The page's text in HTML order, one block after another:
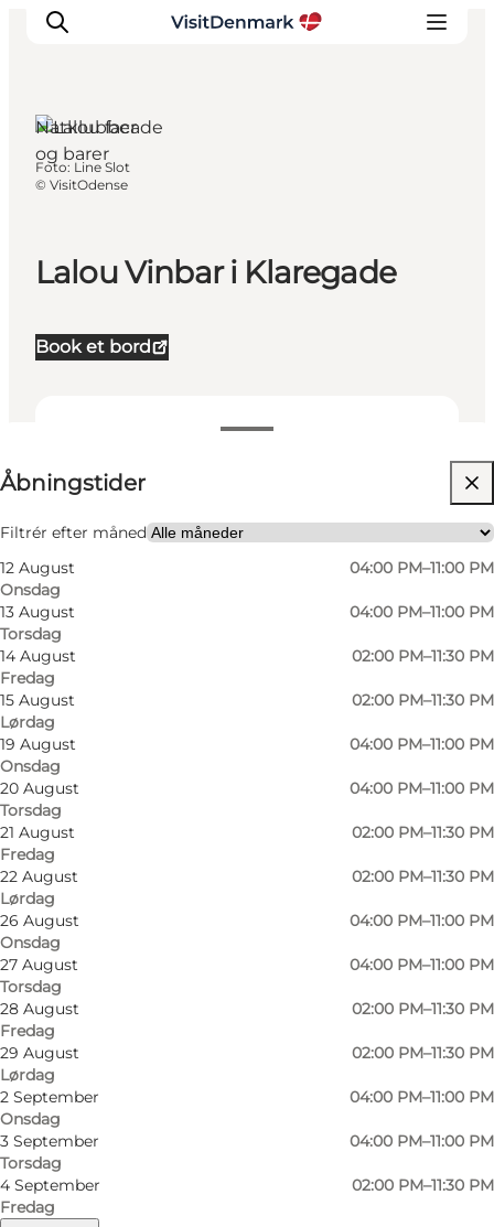
Inspiration
Overnatning
Lalou Vinbar i Klaregade
Book et bord
Åbningstider
Filtrér efter måned
12 August
Onsdag
04:00 PM–11:00 PM
13 August
Torsdag
04:00 PM–11:00 PM
14 August
Fredag
02:00 PM–11:30 PM
15 August
Lørdag
02:00 PM–11:30 PM
19 August
Onsdag
04:00 PM–11:00 PM
20 August
Torsdag
04:00 PM–11:00 PM
21 August
Fredag
02:00 PM–11:30 PM
22 August
Lørdag
02:00 PM–11:30 PM
26 August
Onsdag
04:00 PM–11:00 PM
27 August
Torsdag
04:00 PM–11:00 PM
28 August
Fredag
02:00 PM–11:30 PM
29 August
Lørdag
02:00 PM–11:30 PM
2 September
Onsdag
04:00 PM–11:00 PM
3 September
Torsdag
04:00 PM–11:00 PM
4 September
Fredag
02:00 PM–11:30 PM
Besøg hjemmeside
Min partner, Venner
Natklubber
og barer
Foto: Line Slot
© VisitOdense
Foto
Hos Lalou Vin Bar er det muligt at prøve vin
som stammer fra hele Europa, fra provinser som
enten ejeren eller medarbejderne selv har
besøgt, boet i eller smagt sig frem til. Derfor kan
du hos denne lille vin bar i Klaregade, nyde et
afprøvet godt glas vin, eller endda en flaske,
hvis lejligheden passer.
Udover vin er det også muligt at bestille
mindre retter fra en udvalgt menu,
som komplimenterer vinens smag og